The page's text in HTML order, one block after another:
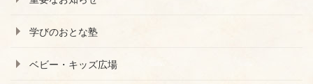
学びのおとな塾
ベビー・キッズ広場